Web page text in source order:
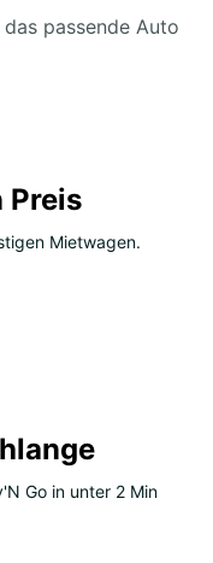
passende Auto
Preis
Mietwagen.
Go in unter 2 Min